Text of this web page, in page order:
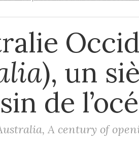
), un
de
A century of